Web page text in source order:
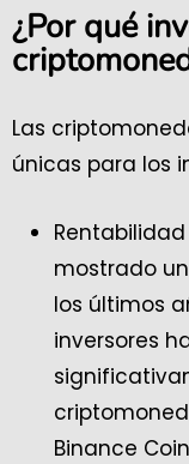
¿Por qué
Las
únicas para los
mostrado
los últimos
inversores
Binance